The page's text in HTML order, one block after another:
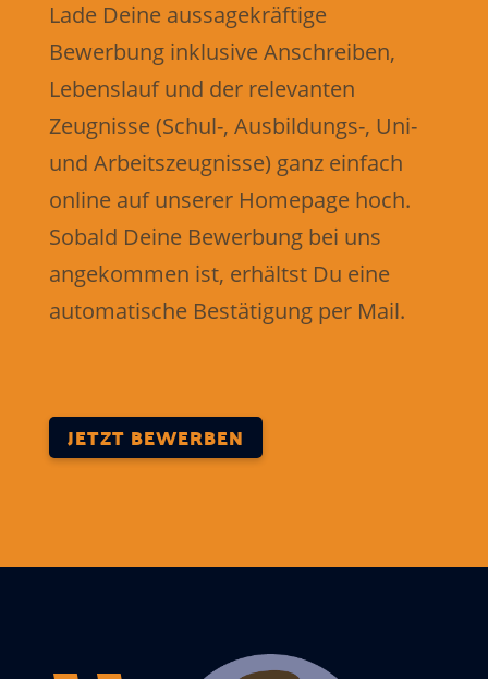
Lade Deine aussagekräftige
Bewerbung inklusive Anschreiben,
Lebenslauf und der relevanten
Zeugnisse (Schul-, Ausbildungs-, Uni-
und Arbeitszeugnisse) ganz einfach
online auf unserer Homepage hoch.
Sobald Deine Bewerbung ​bei uns
angekommen ist, erhältst Du eine
automatische Bestätigung per Mail.
JETZT BEWERBEN